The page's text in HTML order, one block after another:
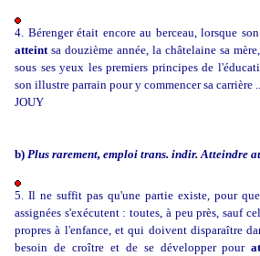
4. Bérenger était encore au berceau, lorsque
atteintsa douzième année, la châtelaine sa
sous ses yeux les premiers principes de
son illustre parrain pour y commencer sa carrière
JOUY
b) Plus rarement, emploi trans. indir. Atteindre
5. Il ne suffit pas qu'une partie existe, pour
assignées s'exécutent : toutes, à peu près, sauf
propres à l'enfance, et qui doivent disparaître
besoin de croître et de se développer pour